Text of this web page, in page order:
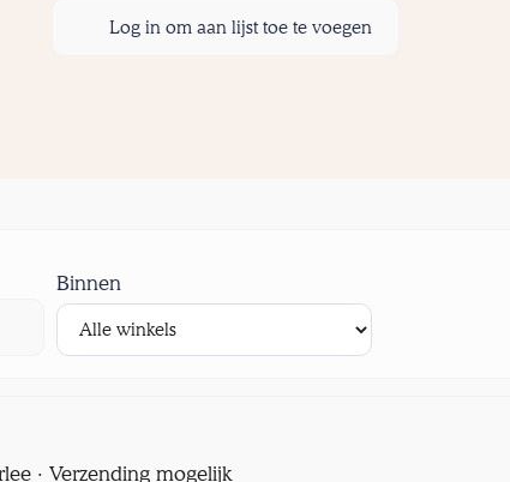
Log in om aan lijst toe te voegen
Binnen
· Verzending mogelijk